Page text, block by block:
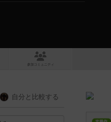
コミュニティ
自分と 比較する